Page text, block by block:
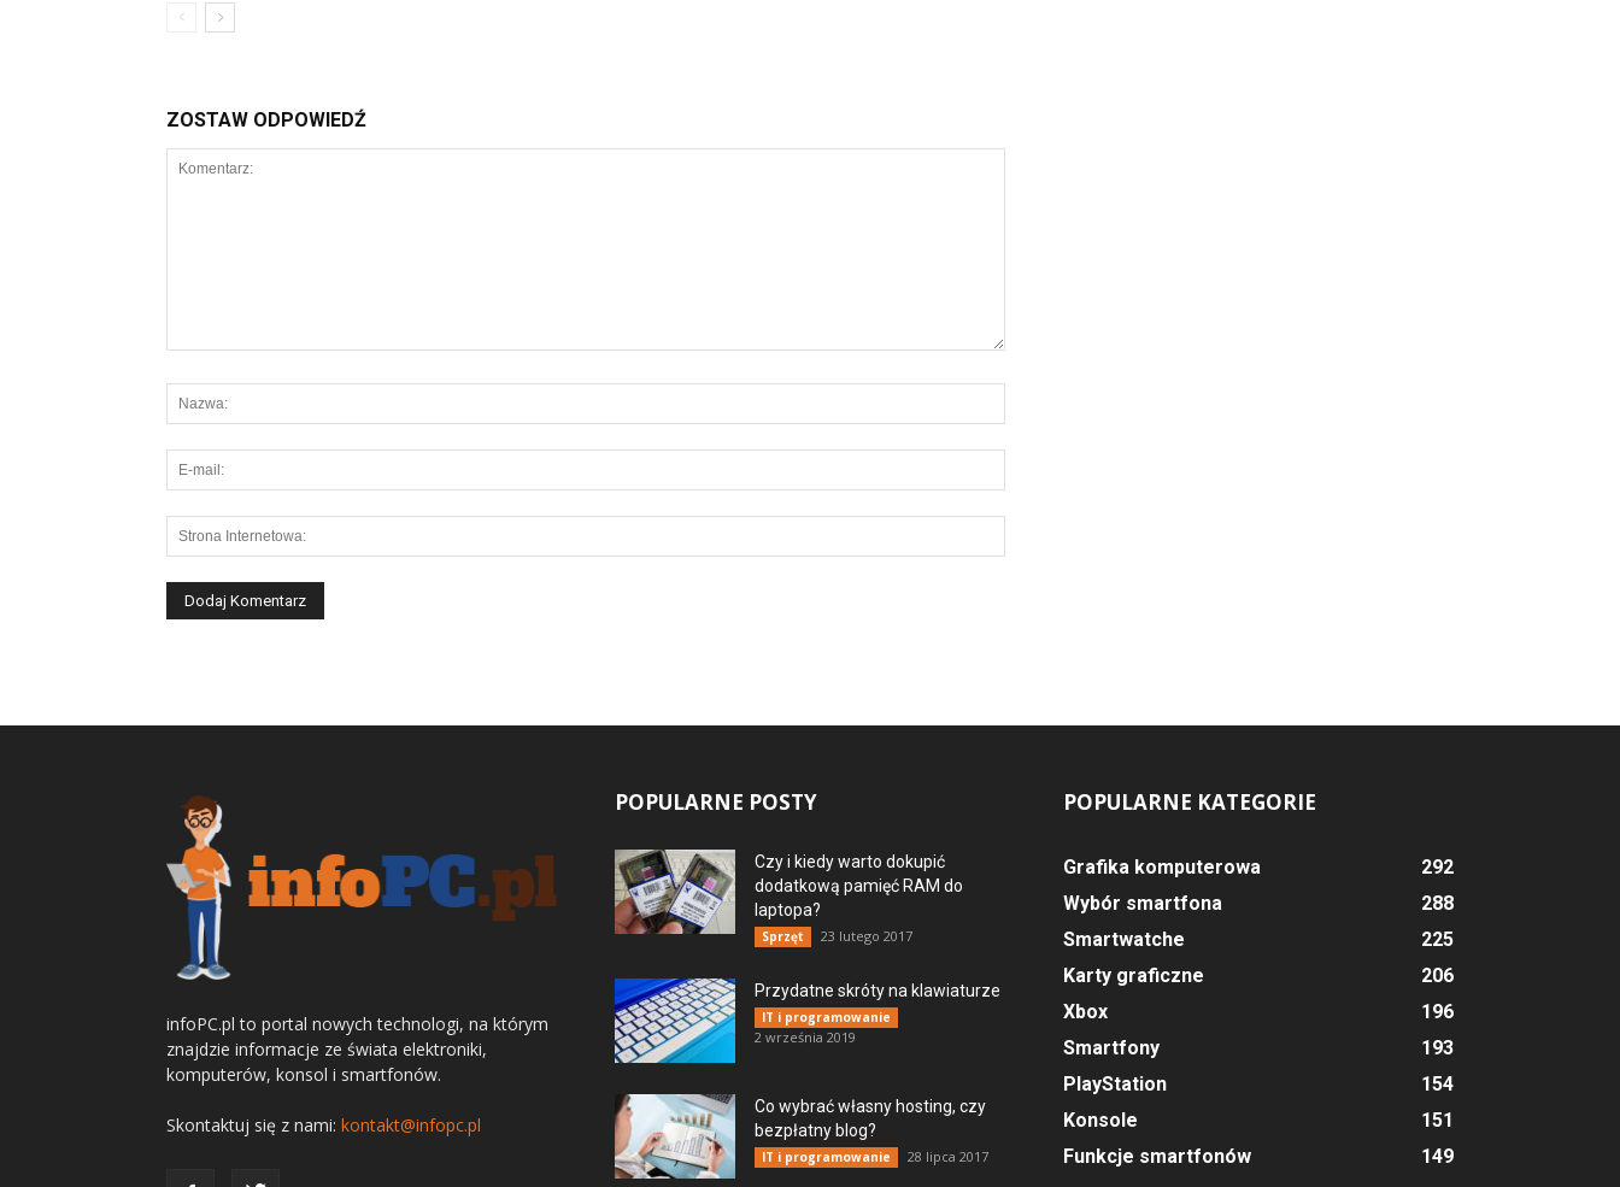
ZOSTAW ODPOWIEDŹ
infoPC.pl to portal nowych technologi, na którym
znajdzie informacje ze świata elektroniki,
komputerów, konsol i smartfonów.
Skontaktuj się z nami: kontakt@infopc.pl
POPULARNE POSTY
Czy i kiedy warto dokupić
dodatkową pamięć RAM do
laptopa?
Sprzęt 23 lutego 2017
Przydatne skróty na klawiaturze
IT i programowanie
2 września 2019
Co wybrać własny hosting, czy
bezpłatny blog?
IT i programowanie 28 lipca 2017
POPULARNE KATEGORIE
Grafika komputerowa
292
Wybór smartfona
288
Smartwatche
225
Karty graficzne
206
Xbox
196
Smartfony
193
PlayStation
154
Konsole
151
Funkcje smartfonów
149